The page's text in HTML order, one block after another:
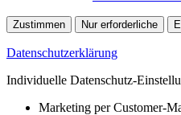
Zustimmen Nur erforderliche
Datenschutzerklärung
Individuelle Datenschutz-
Marketing per Customer-